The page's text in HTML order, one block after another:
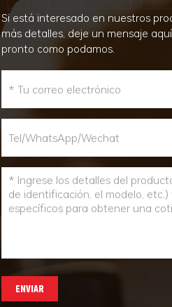
Si está interesado en nuestros
más detalles, deje un mensaje
pronto como podamos.
ENVIAR